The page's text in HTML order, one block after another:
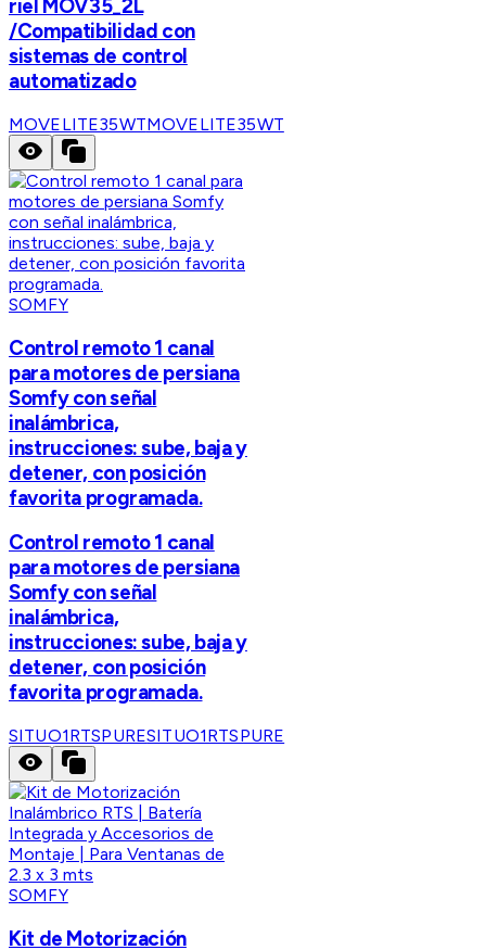
riel MOV35_2L
/Compatibilidad con
sistemas de control
automatizado
MOVELITE35WTMOVELITE35WT
SOMFY
Control remoto 1 canal
para motores de persiana
Somfy con señal
inalámbrica,
instrucciones: sube, baja y
detener, con posición
favorita programada.
Control remoto 1 canal
para motores de persiana
Somfy con señal
inalámbrica,
instrucciones: sube, baja y
detener, con posición
favorita programada.
SITUO1RTSPURESITUO1RTSPURE
SOMFY
Kit de Motorización